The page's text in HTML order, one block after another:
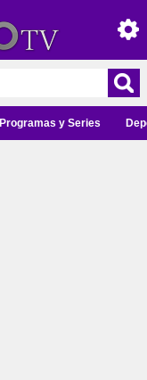
Programas y Series